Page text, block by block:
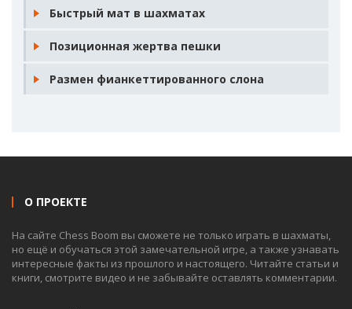
Быстрый мат в шахматах
Позиционная жертва пешки
Размен фианкеттированного слона
О ПРОЕКТЕ
На сайте Chess Boom вы сможете не только играть в шахматы,
но ещё и обучаться этой замечательной игре, а также узнавать
интересные факты из прошлого и настоящего. Читайте статьи и
книги, смотрите видео и не забывайте оставлять комментарии.